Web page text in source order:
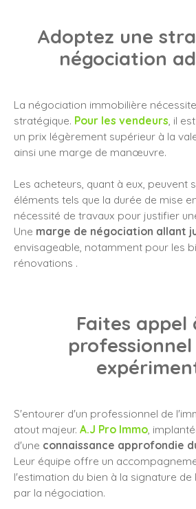
Adoptez une
négociation
La négociation immobilière
stratégique. Pour les vendeurs, il
un prix légèrement supérieur à la
ainsi une marge de manœuvre.
Les acheteurs, quant à eux, peuvent
éléments tels que la durée de mise
nécessité de travaux pour justifier
Une marge de négociation allant
envisageable, notamment pour les
rénovations .
Faites appel
S'entourer d'un professionnel de
atout majeur. A.J Pro Immo,
d'une connaissance approfondie
Leur équipe offre un
l'estimation du bien à la signature
par la négociation.